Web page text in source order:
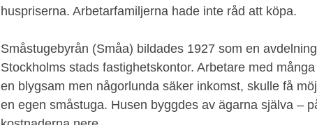
huspriserna. Arbetarfamiljerna hade inte råd att köpa.
Småstugebyrån (Småa) bildades 1927 som en
Stockholms stads fastighetskontor. Arbetare med
en blygsam men någorlunda säker inkomst, skulle få
en egen småstuga. Husen byggdes av ägarna själva –